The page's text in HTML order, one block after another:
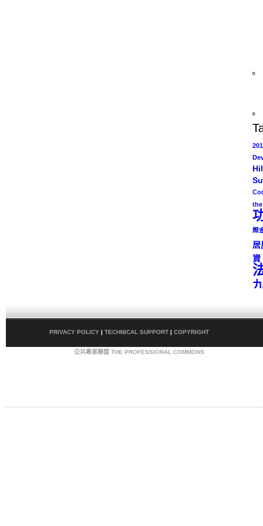
際
居
資
九
PRIVACY POLICY | TECHNICAL SUPPORT | COPYRIGHT
公共專業聯盟 THE PROFESSIONAL COMMONS